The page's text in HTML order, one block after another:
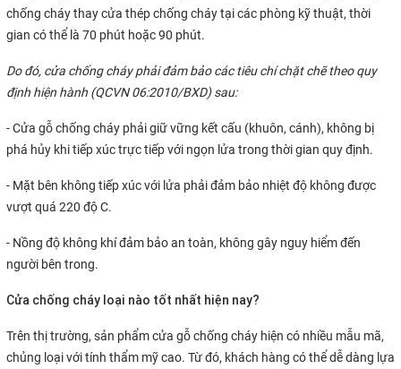
chống cháy thay cửa thép chống cháy tại các phòng kỹ thuật, thời
gian có thể là 70 phút hoặc 90 phút.
Do đó, cửa chống cháy phải đảm bảo các tiêu chí chặt chẽ theo quy
định hiện hành (QCVN 06:2010/BXD) sau:
- Cửa gỗ chống cháy phải giữ vững kết cấu (khuôn, cánh), không bị
phá hủy khi tiếp xúc trực tiếp với ngọn lửa trong thời gian quy định.
- Mặt bên không tiếp xúc với lửa phải đảm bảo nhiệt độ không được
vượt quá 220 độ C.
- Nồng độ không khí đảm bảo an toàn, không gây nguy hiểm đến
người bên trong.
Cửa chống cháy loại nào tốt nhất hiện nay?
Trên thị trường, sản phẩm cửa gỗ chống cháy hiện có nhiều mẫu mã,
chủng loại với tính thẩm mỹ cao. Từ đó, khách hàng có thể dễ dàng lựa